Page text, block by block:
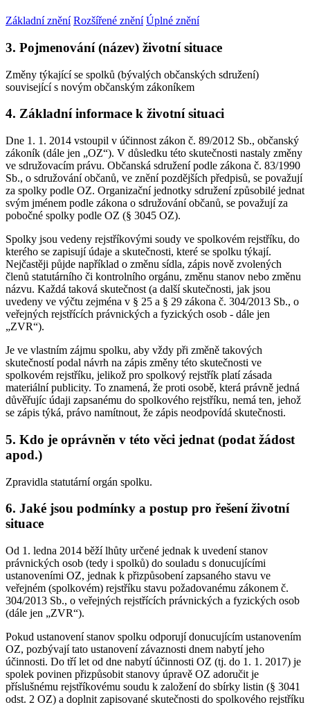
Základní znění Rozšířené znění Úplné znění
3. Pojmenování (název) životní situace
Změny týkající se spolků (bývalých občanských sdružení)
související s novým občanským zákoníkem
4. Základní informace k životní situaci
Dne 1. 1. 2014 vstoupil v účinnost zákon č. 89/2012 Sb., občanský
zákoník (dále jen „OZ“). V důsledku této skutečnosti nastaly změny
ve sdružovacím právu. Občanská sdružení podle zákona č. 83/1990
Sb., o sdružování občanů, ve znění pozdějších předpisů, se považují
za spolky podle OZ. Organizační jednotky sdružení způsobilé jednat
svým jménem podle zákona o sdružování občanů, se považují za
pobočné spolky podle OZ (§ 3045 OZ).
Spolky jsou vedeny rejstříkovými soudy ve spolkovém rejstříku, do
kterého se zapisují údaje a skutečnosti, které se spolku týkají.
Nejčastěji půjde například o změnu sídla, zápis nově zvolených
členů statutárního či kontrolního orgánu, změnu stanov nebo změnu
názvu. Každá taková skutečnost (a další skutečnosti, jak jsou
uvedeny ve výčtu zejména v § 25 a § 29 zákona č. 304/2013 Sb., o
veřejných rejstřících právnických a fyzických osob - dále jen
„ZVR“).
Je ve vlastním zájmu spolku, aby vždy při změně takových
skutečností podal návrh na zápis změny této skutečnosti ve
spolkovém rejstříku, jelikož pro spolkový rejstřík platí zásada
materiální publicity. To znamená, že proti osobě, která právně jedná
důvěřujíc údaji zapsanému do spolkového rejstříku, nemá ten, jehož
se zápis týká, právo namítnout, že zápis neodpovídá skutečnosti.
5. Kdo je oprávněn v této věci jednat (podat žádost
apod.)
Zpravidla statutární orgán spolku.
6. Jaké jsou podmínky a postup pro řešení životní
situace
Od 1. ledna 2014 běží lhůty určené jednak k uvedení stanov
právnických osob (tedy i spolků) do souladu s donucujícími
ustanoveními OZ, jednak k přizpůsobení zapsaného stavu ve
veřejném (spolkovém) rejstříku stavu požadovanému zákonem č.
304/2013 Sb., o veřejných rejstřících právnických a fyzických osob
(dále jen „ZVR“).
Pokud ustanovení stanov spolku odporují donucujícím ustanovením
OZ, pozbývají tato ustanovení závaznosti dnem nabytí jeho
účinnosti. Do tří let od dne nabytí účinnosti OZ (tj. do 1. 1. 2017) je
spolek povinen přizpůsobit stanovy úpravě OZ adoručit je
příslušnému rejstříkovému soudu k založení do sbírky listin (§ 3041
odst. 2 OZ) a doplnit zapisované skutečnosti do spolkového rejstříku